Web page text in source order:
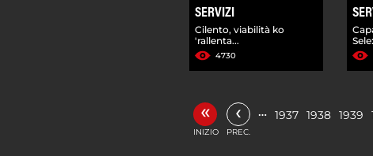
SERVIZI
Cilento, viabilità ko
'rallenta...
4730
«
INIZIO
‹
PREC.
… 1937 1938 1939